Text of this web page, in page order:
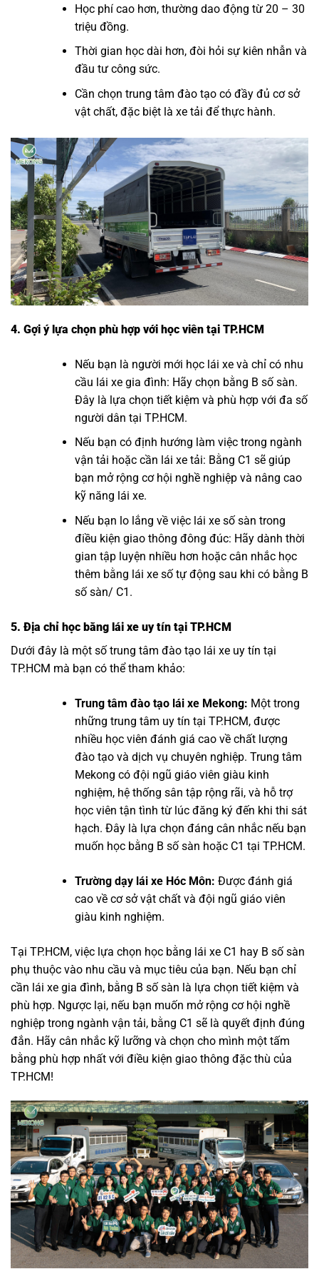
Học phí cao hơn, thường dao động từ 20 – 30
triệu đồng.
Thời gian học dài hơn, đòi hỏi sự kiên nhẫn và
đầu tư công sức.
Cần chọn trung tâm đào tạo có đầy đủ cơ sở
vật chất, đặc biệt là xe tải để thực hành.
4. Gợi ý lựa chọn phù hợp với học viên tại TP.HCM
Nếu bạn là người mới học lái xe và chỉ có nhu
cầu lái xe gia đình: Hãy chọn bằng B số sàn.
Đây là lựa chọn tiết kiệm và phù hợp với đa số
người dân tại TP.HCM.
Nếu bạn có định hướng làm việc trong ngành
vận tải hoặc cần lái xe tải: Bằng C1 sẽ giúp
bạn mở rộng cơ hội nghề nghiệp và nâng cao
kỹ năng lái xe.
Nếu bạn lo lắng về việc lái xe số sàn trong
điều kiện giao thông đông đúc: Hãy dành thời
gian tập luyện nhiều hơn hoặc cân nhắc học
thêm bằng lái xe số tự động sau khi có bằng B
số sàn/ C1.
5. Địa chỉ học bằng lái xe uy tín tại TP.HCM
Dưới đây là một số trung tâm đào tạo lái xe uy tín tại
TP.HCM mà bạn có thể tham khảo:
Trung tâm đào tạo lái xe Mekong: Một trong
những trung tâm uy tín tại TP.HCM, được
nhiều học viên đánh giá cao về chất lượng
đào tạo và dịch vụ chuyên nghiệp. Trung tâm
Mekong có đội ngũ giáo viên giàu kinh
nghiệm, hệ thống sân tập rộng rãi, và hỗ trợ
học viên tận tình từ lúc đăng ký đến khi thi sát
hạch. Đây là lựa chọn đáng cân nhắc nếu bạn
muốn học bằng B số sàn hoặc C1 tại TP.HCM.
Trường dạy lái xe Hóc Môn: Được đánh giá
cao về cơ sở vật chất và đội ngũ giáo viên
giàu kinh nghiệm.
Tại TP.HCM, việc lựa chọn học bằng lái xe C1 hay B số sàn
phụ thuộc vào nhu cầu và mục tiêu của bạn. Nếu bạn chỉ
cần lái xe gia đình, bằng B số sàn là lựa chọn tiết kiệm và
phù hợp. Ngược lại, nếu bạn muốn mở rộng cơ hội nghề
nghiệp trong ngành vận tải, bằng C1 sẽ là quyết định đúng
đắn. Hãy cân nhắc kỹ lưỡng và chọn cho mình một tấm
bằng phù hợp nhất với điều kiện giao thông đặc thù của
TP.HCM!